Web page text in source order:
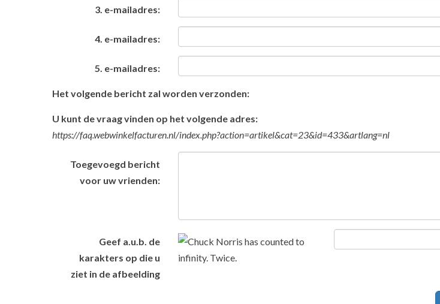
3. e-mailadres:
4. e-mailadres:
5. e-mailadres:
Het volgende bericht zal worden verzonden:
U kunt de vraag vinden op het volgende adres:
https://faq.webwinkelfacturen.nl/index.php?action=artikel&cat=23&id=433&artlang=nl
Toegevoegd bericht
voor uw vrienden:
Geef a.u.b. de
karakters op die u
ziet in de afbeelding